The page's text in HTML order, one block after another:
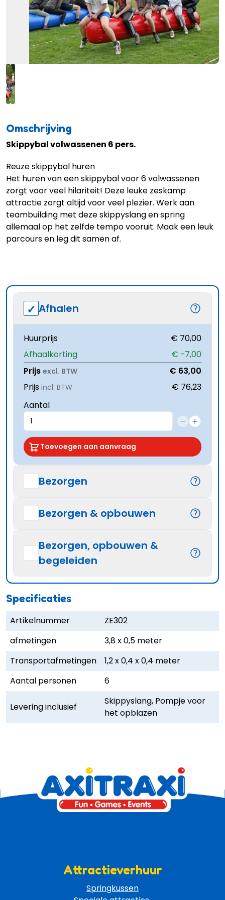
Omschrijving
Skippybal volwassenen 6 pers.
Reuze skippybal huren
Het huren van een skippybal voor 6 volwassenen
zorgt voor veel hilariteit! Deze leuke zeskamp
attractie zorgt altijd voor veel plezier. Werk aan
teambuilding met deze skippyslang en spring
allemaal op het zelfde tempo vooruit. Maak een leuk
parcours en leg dit samen af.
Afhalen
Huurprijs
€ 70,00
Afhaalkorting
€ -7,00
Prijs excl. BTW
€ 63,00
Prijs incl. BTW
€ 76,23
Aantal
Toevoegen aan aanvraag
Bezorgen
Bezorgen & opbouwen
Bezorgen, opbouwen &
begeleiden
Specificaties
Artikelnummer
ZE302
afmetingen
3,8 x 0,5 meter
Transportafmetingen
1,2 x 0,4 x 0,4 meter
Aantal personen
6
Levering inclusief
Skippyslang, Pompje voor
het opblazen
Attractieverhuur
Springkussen